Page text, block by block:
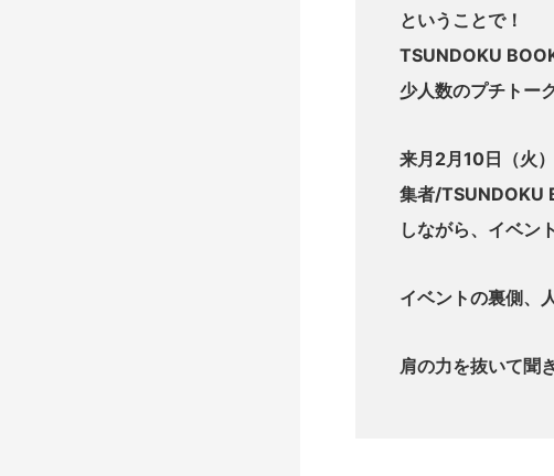
ということで！
TSUNDOKU
少人数のプチトー
来月2月10日（火
集者/TSUNDOKU
しながら、イベン
イベントの裏側、
肩の力を抜いて聞